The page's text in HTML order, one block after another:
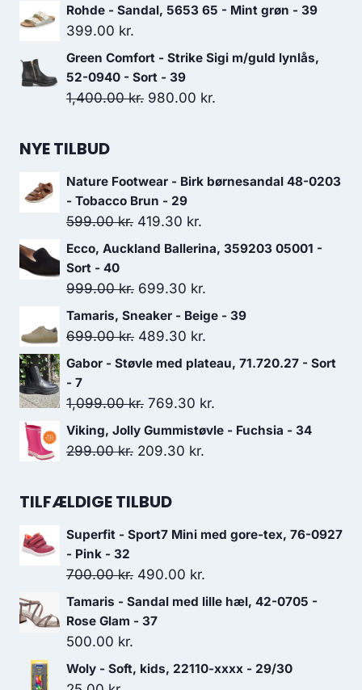
1,199.00 kr.. 839.30 kr..
Rohde - Sandal, 5653 65 - Mint grøn - 39
399.00 kr.
Green Comfort - Strike Sigi m/guld lynlås,
52-0940 - Sort - 39
1,400.00kr. Den
1,400.00 kr..
980.00 kr.
980.00 kr..
NYE TILBUD
Nature Footwear - Birk børnesandal 48-0203
- Tobacco Brun - 29
599.00kr. Den
oprindelige
var:
599.00 kr..
419.30 kr.
aktuelle
er:
419.30 kr..
Ecco, Auckland Ballerina, 359203 05001 -
Sort - 40
999.00kr. Den
oprindelige
pris
999.00 kr..
699.30 kr.
aktuelle
699.30 kr..
Tamaris, Sneaker - Beige - 39
699.00kr. Den
oprindelige
var:
699.00 kr..
489.30 kr.
aktuelle
er:
489.30 kr..
Gabor - Støvle med plateau, 71.720.27 - Sort
- 7
1,099.00kr. Den
oprindelige
pris
769.30 kr.
aktuelle
Viking, Jolly Gummistøvle - Fuchsia - 34
299.00kr. Den
pris
299.00 kr..
209.30 kr.
209.30 kr..
TILFÆLDIGE TILBUD
Superfit - Sport7 Mini med gore-tex, 76-0927
- Pink - 32
700.00kr. Den
oprindelige
pris
700.00 kr..
490.00 kr.
aktuelle
490.00 kr..
Tamaris - Sandal med lille hæl, 42-0705 -
Rose Glam - 37
500.00 kr.
Woly - Soft, kids, 22110-xxxx - 29/30